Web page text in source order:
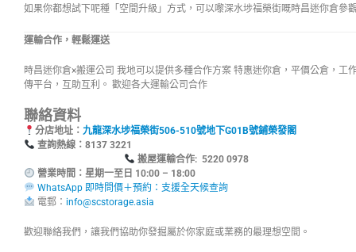
如果你都想試下呢種「空間升級」方式，可以嚟深水埗福榮街嘅時昌迷你倉參
運輸合作，輕鬆運送
時昌迷你倉×搬運公司 我地可以提供多種合作方案 特惠迷你倉，平價公倉，工
傳平台，互助互利。 歡迎各大運輸公司合作
聯絡資料
分店地址： 九龍深水埗福榮街506-510號地下G01B號鋪榮發閣
查詢熱線：
搬屋運輸合作: 5220 0978
營業時間：星期一至日 10:00 – 18:00
WhatsApp 即時問價＋預約：支援全天候查詢
電郵： info@scstorage.asia
歡迎聯絡我們，讓我們協助你發掘屬於你家庭或業務的最理想空間。